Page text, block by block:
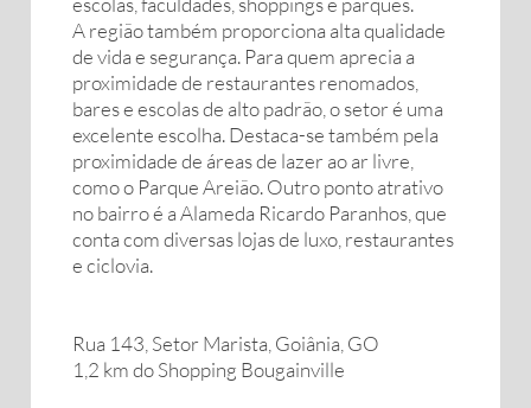
A região também proporciona alta qualidade
de vida e segurança. Para quem aprecia a
proximidade de restaurantes renomados,
bares e escolas de alto padrão, o setor é uma
excelente escolha. Destaca-se também pela
proximidade de áreas de lazer ao ar livre,
como o Parque Areião. Outro ponto atrativo
no bairro é a Alameda Ricardo Paranhos, que
conta com diversas lojas de luxo, restaurantes
e ciclovia.
Rua 143, Setor Marista, Goiânia, GO
1,2 km do Shopping Bougainville